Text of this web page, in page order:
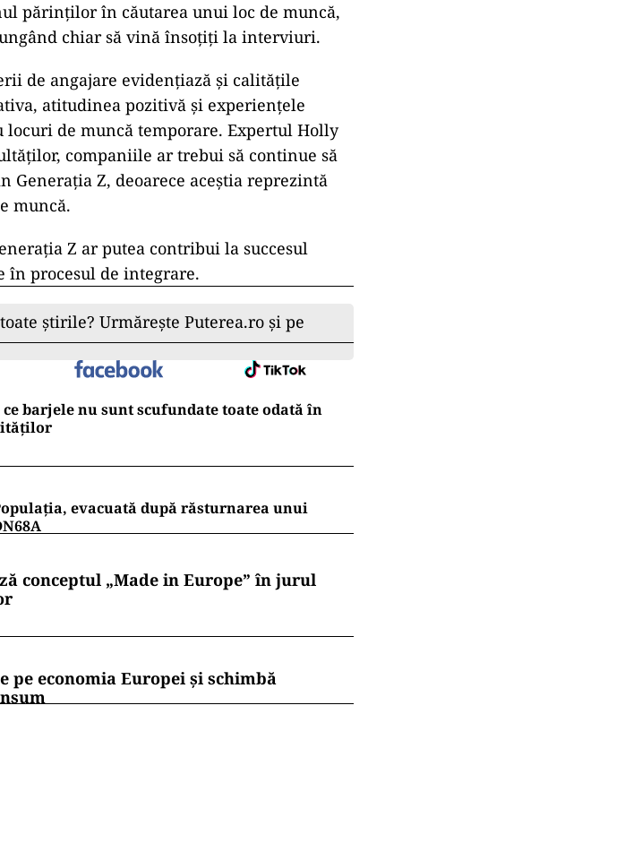
părinților în căutarea unui loc de muncă,
chiar să vină însoțiți la interviuri.
de angajare evidențiază și calitățile
atitudinea pozitivă și experiențele
de muncă temporare. Expertul Holly
companiile ar trebui să continue să
Z, deoarece aceștia reprezintă
muncă.
Z ar putea contribui la succesul
în procesul de integrare.
știrile? Urmărește Puterea.ro și pe
barjele nu sunt scufundate toate odată în
evacuată după răsturnarea unui
conceptul „Made in Europe” în jurul
pe economia Europei și schimbă